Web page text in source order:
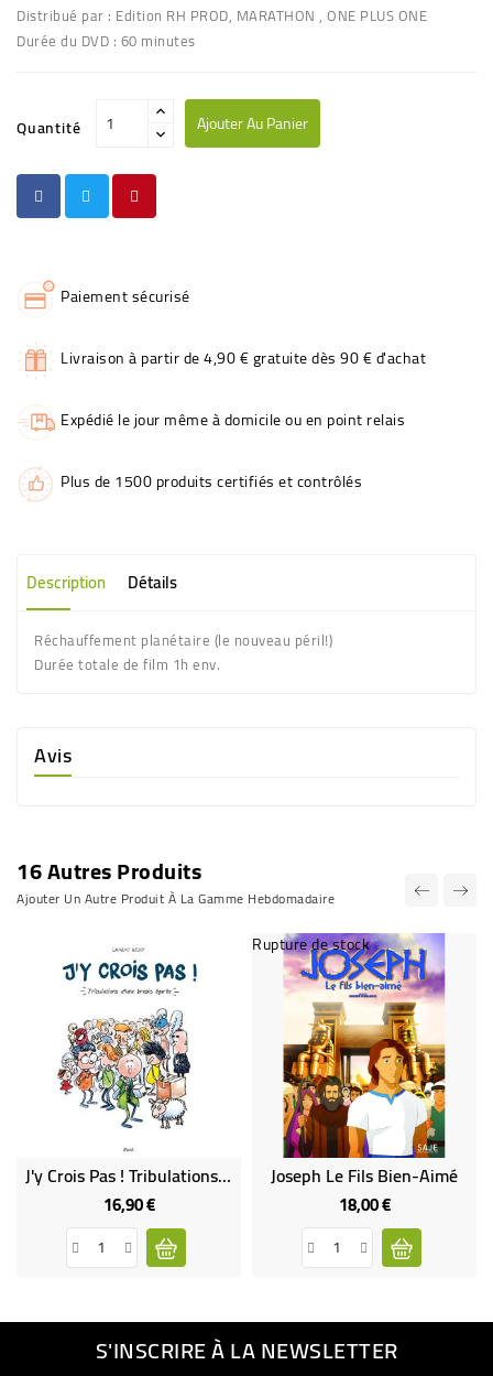
Distribué par : Edition RH PROD, MARATHON , ONE PLUS ONE
Durée du DVD : 60 minutes
Quantité Ajouter Au Panier
Paiement sécurisé
Livraison à partir de 4,90 € gratuite dès 90 € d'achat
Expédié le jour même à domicile ou en point relais
Plus de 1500 produits certifiés et contrôlés
Description Détails
Réchauffement planétaire (le nouveau péril!)
Durée totale de film 1h env.
Avis
16 Autres Produits
Ajouter Un Autre Produit À La Gamme Hebdomadaire
J'y Crois Pas ! Tribulations D'une Brebis Égarée
16,90 €Prix
Rupture de stock
Joseph Le Fils Bien-Aimé
18,00 €Prix
S'INSCRIRE À LA NEWSLETTER